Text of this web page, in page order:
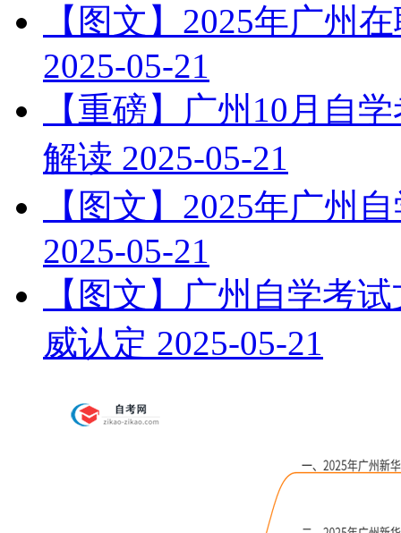
【图文】2025年广州
2025-05-21
【重磅】广州10月自
解读 2025-05-21
【图文】2025年广州
2025-05-21
【图文】广州自学考
威认定 2025-05-21